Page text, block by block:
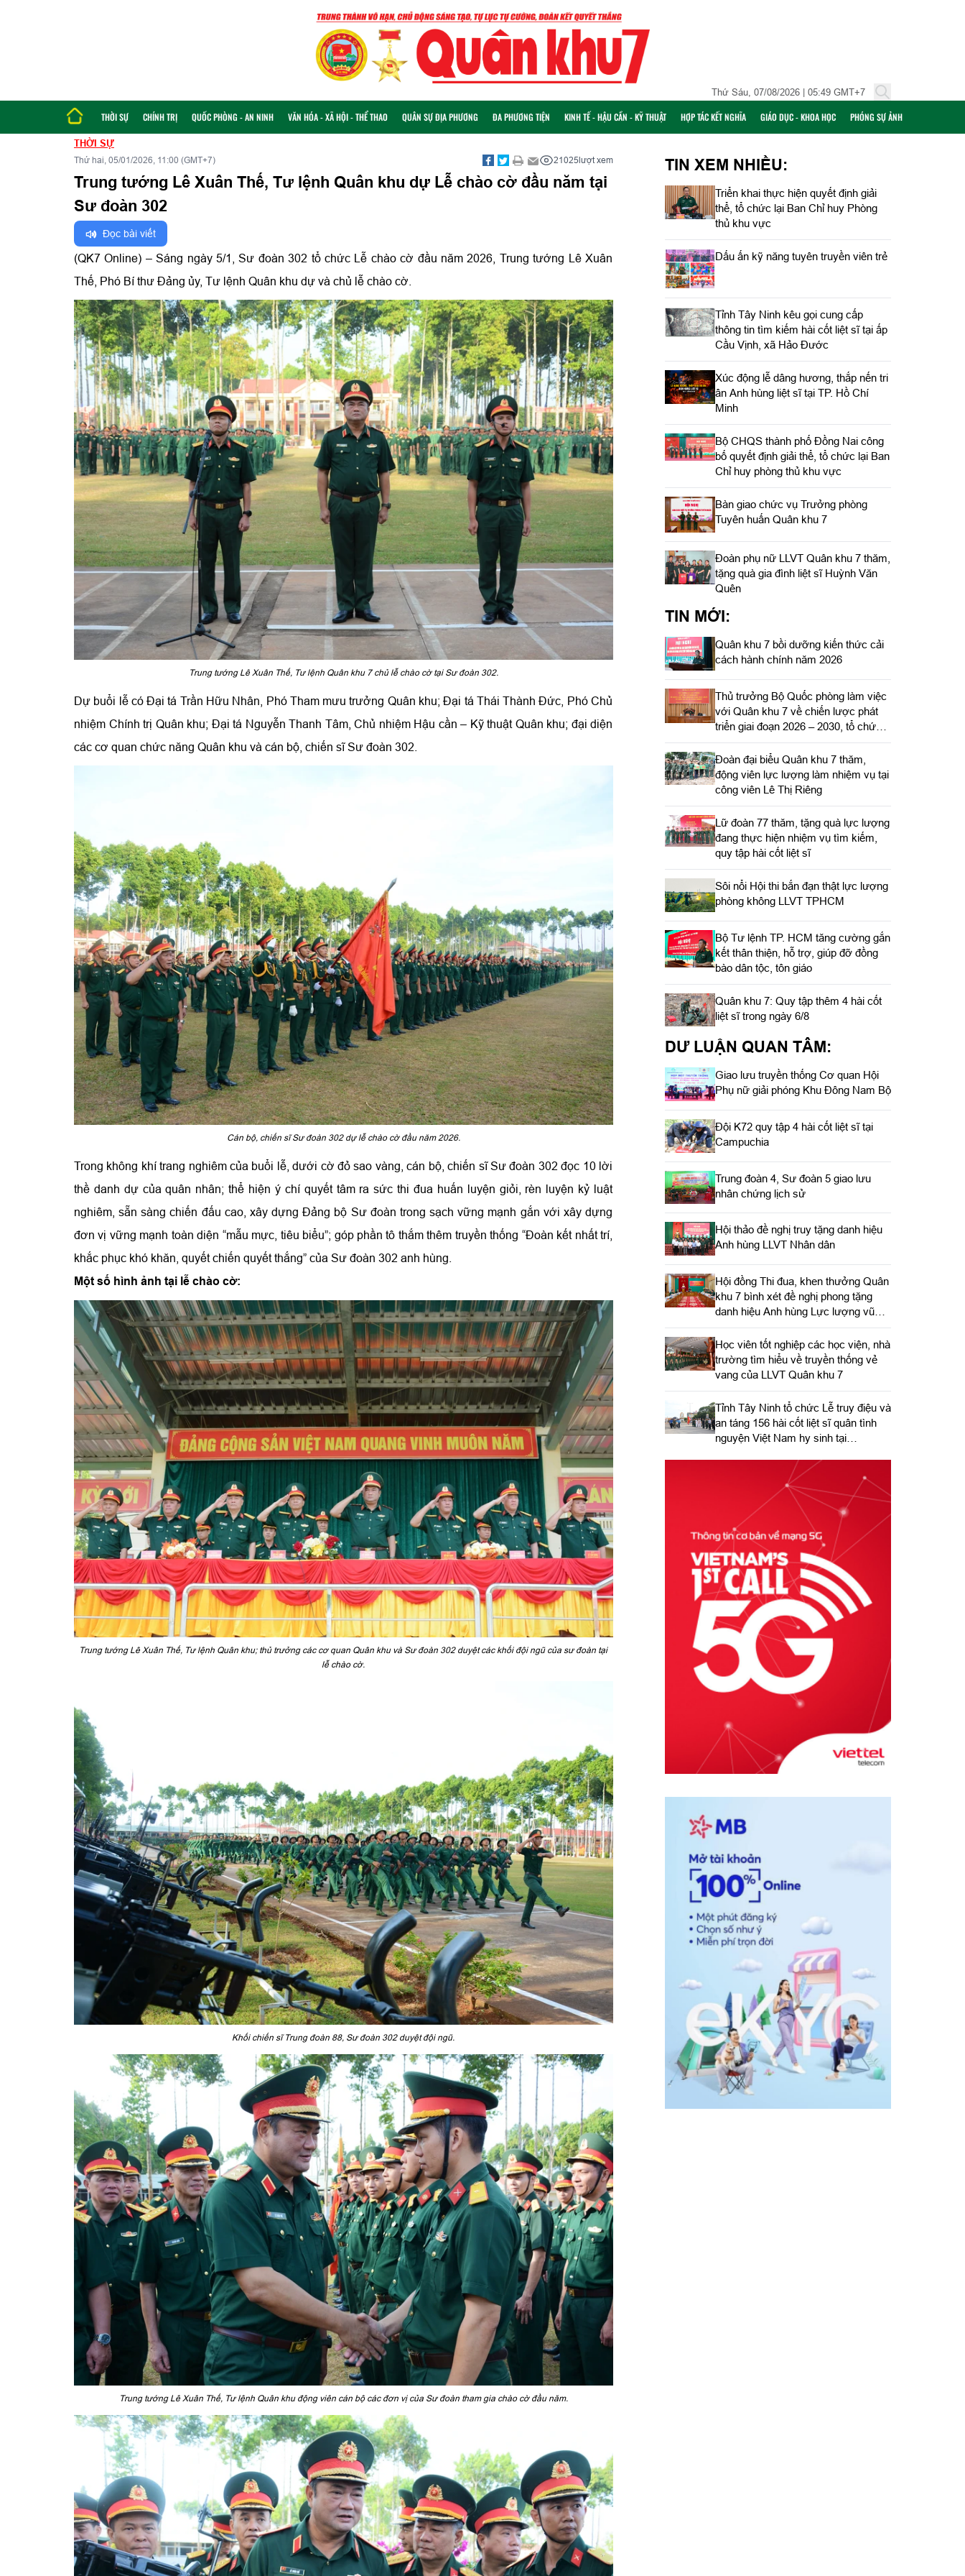
Thứ Sáu, 07/08/2026 | 05:49 GMT+7
THỜI SỰ CHÍNH TRỊ QUỐC PHÒNG - AN NINH VĂN HÓA - XÃ HỘI - THỂ THAO QUÂN SỰ ĐỊA PHƯƠNG ĐA PHƯƠNG TIỆN KINH TẾ - HẬU CẦN - KỸ THUẬT HỢP TÁC KẾT NGHĨA GIÁO DỤC - KHOA HỌC PHÓNG SỰ ẢNH
THỜI SỰ
Thứ hai, 05/01/2026, 11:00 (GMT+7) 21025lượt xem
Trung tướng Lê Xuân Thế, Tư lệnh Quân khu dự Lễ chào cờ đầu năm tại
Sư đoàn 302
Đọc bài viết
(QK7 Online) – Sáng ngày 5/1, Sư đoàn 302 tổ chức Lễ chào cờ đầu năm 2026, Trung tướng Lê Xuân
Thế, Phó Bí thư Đảng ủy, Tư lệnh Quân khu dự và chủ lễ chào cờ.
Trung tướng Lê Xuân Thế, Tư lệnh Quân khu 7 chủ lễ chào cờ tại Sư đoàn 302.
Dự buổi lễ có Đại tá Trần Hữu Nhân, Phó Tham mưu trưởng Quân khu; Đại tá Thái Thành Đức, Phó Chủ
nhiệm Chính trị Quân khu; Đại tá Nguyễn Thanh Tâm, Chủ nhiệm Hậu cần – Kỹ thuật Quân khu; đại diện
các cơ quan chức năng Quân khu và cán bộ, chiến sĩ Sư đoàn 302.
Cán bộ, chiến sĩ Sư đoàn 302 dự lễ chào cờ đầu năm 2026.
Trong không khí trang nghiêm của buổi lễ, dưới cờ đỏ sao vàng, cán bộ, chiến sĩ Sư đoàn 302 đọc 10 lời
thề danh dự của quân nhân; thể hiện ý chí quyết tâm ra sức thi đua huấn luyện giỏi, rèn luyện kỷ luật
nghiêm, sẵn sàng chiến đấu cao, xây dựng Đảng bộ Sư đoàn trong sạch vững mạnh gắn với xây dựng
đơn vị vững mạnh toàn diện “mẫu mực, tiêu biểu”; góp phần tô thắm thêm truyền thống “Đoàn kết nhất trí,
khắc phục khó khăn, quyết chiến quyết thắng” của Sư đoàn 302 anh hùng.
Một số hình ảnh tại lễ chào cờ:
Trung tướng Lê Xuân Thế, Tư lệnh Quân khu; thủ trưởng các cơ quan Quân khu và Sư đoàn 302 duyệt các khối đội ngũ của sư đoàn tại
lễ chào cờ.
Khối chiến sĩ Trung đoàn 88, Sư đoàn 302 duyệt đội ngũ.
Trung tướng Lê Xuân Thế, Tư lệnh Quân khu động viên cán bộ các đơn vị của Sư đoàn tham gia chào cờ đầu năm.
TIN XEM NHIỀU:
Triển khai thực hiện quyết định giải
thể, tổ chức lại Ban Chỉ huy Phòng
thủ khu vực
Dấu ấn kỹ năng tuyên truyền viên trẻ
Tỉnh Tây Ninh kêu gọi cung cấp
thông tin tìm kiếm hài cốt liệt sĩ tại ấp
Cầu Vịnh, xã Hảo Đước
Xúc động lễ dâng hương, thắp nến tri
ân Anh hùng liệt sĩ tại TP. Hồ Chí
Minh
Bộ CHQS thành phố Đồng Nai công
bố quyết định giải thể, tổ chức lại Ban
Chỉ huy phòng thủ khu vực
Bàn giao chức vụ Trưởng phòng
Tuyên huấn Quân khu 7
Đoàn phụ nữ LLVT Quân khu 7 thăm,
tặng quà gia đình liệt sĩ Huỳnh Văn
Quên
TIN MỚI:
Quân khu 7 bồi dưỡng kiến thức cải
cách hành chính năm 2026
Thủ trưởng Bộ Quốc phòng làm việc
với Quân khu 7 về chiến lược phát
triển giai đoạn 2026 – 2030, tổ chức,
cơ cấu lại doanh nghiệp
Đoàn đại biểu Quân khu 7 thăm,
động viên lực lượng làm nhiệm vụ tại
công viên Lê Thị Riêng
Lữ đoàn 77 thăm, tặng quà lực lượng
đang thực hiện nhiệm vụ tìm kiếm,
quy tập hài cốt liệt sĩ
Sôi nổi Hội thi bắn đạn thật lực lượng
phòng không LLVT TPHCM
Bộ Tư lệnh TP. HCM tăng cường gắn
kết thân thiện, hỗ trợ, giúp đỡ đồng
bào dân tộc, tôn giáo
Quân khu 7: Quy tập thêm 4 hài cốt
liệt sĩ trong ngày 6/8
DƯ LUẬN QUAN TÂM:
Giao lưu truyền thống Cơ quan Hội
Phụ nữ giải phóng Khu Đông Nam Bộ
Đội K72 quy tập 4 hài cốt liệt sĩ tại
Campuchia
Trung đoàn 4, Sư đoàn 5 giao lưu
nhân chứng lịch sử
Hội thảo đề nghị truy tặng danh hiệu
Anh hùng LLVT Nhân dân
Hội đồng Thi đua, khen thưởng Quân
khu 7 bình xét đề nghị phong tặng
danh hiệu Anh hùng Lực lượng vũ
trang nhân dân
Học viên tốt nghiệp các học viện, nhà
trường tìm hiểu về truyền thống vẻ
vang của LLVT Quân khu 7
​Tỉnh Tây Ninh tổ chức Lễ truy điệu và
an táng 156 hài cốt liệt sĩ quân tình
nguyện Việt Nam hy sinh tại